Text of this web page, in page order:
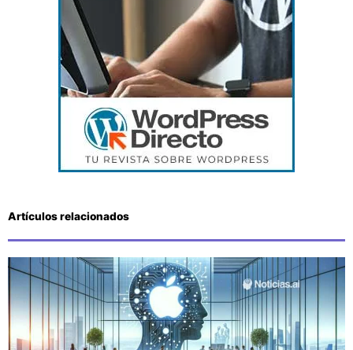
Artículos relacionados